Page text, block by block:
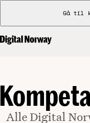
Gå til
Alle Digital